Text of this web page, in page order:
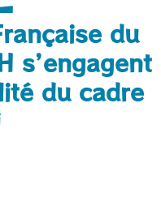
du
s’engagent
du cadre